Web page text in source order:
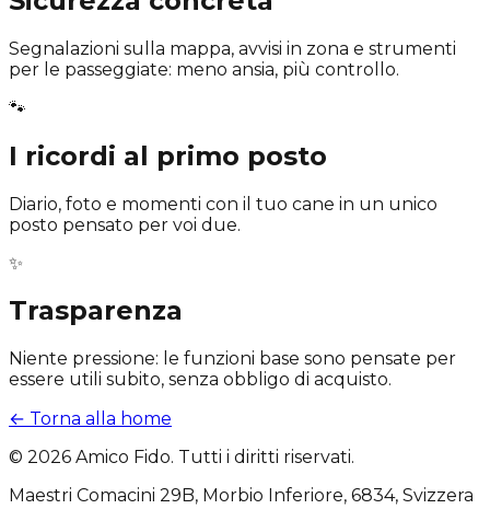
Segnalazioni sulla mappa, avvisi in zona e strumenti
per le passeggiate: meno ansia, più controllo.
🐾
I ricordi al primo posto
Diario, foto e momenti con il tuo cane in un unico
posto pensato per voi due.
✨
Trasparenza
Niente pressione: le funzioni base sono pensate per
essere utili subito, senza obbligo di acquisto.
← Torna alla home
© 2026 Amico Fido. Tutti i diritti riservati.
Maestri Comacini 29B, Morbio Inferiore, 6834, Svizzera